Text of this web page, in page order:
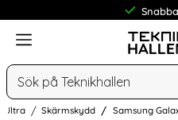
Frakt
Meny
Sök
Ultra Skärmskydd Samsung